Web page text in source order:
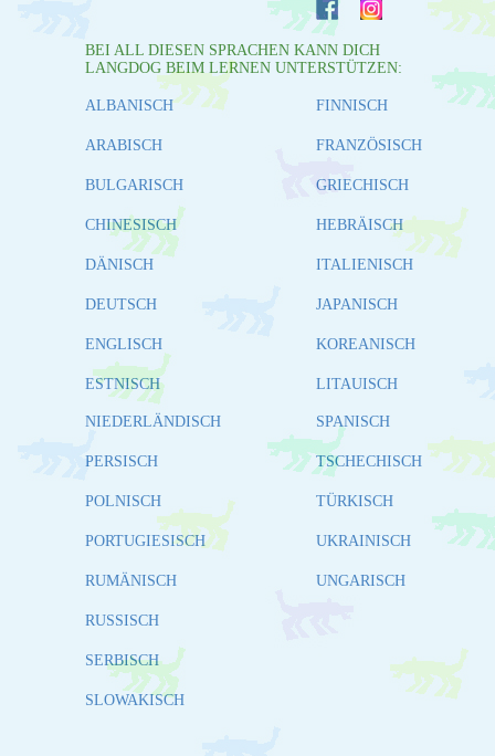
BEI ALL DIESEN SPRACHEN KANN DICH
LANGDOG BEIM LERNEN UNTERSTÜTZEN:
ALBANISCH
ARABISCH
BULGARISCH
CHINESISCH
DÄNISCH
DEUTSCH
ENGLISCH
ESTNISCH
FINNISCH
FRANZÖSISCH
GRIECHISCH
HEBRÄISCH
ITALIENISCH
JAPANISCH
KOREANISCH
LITAUISCH
NIEDERLÄNDISCH
PERSISCH
POLNISCH
PORTUGIESISCH
RUMÄNISCH
RUSSISCH
SERBISCH
SLOWAKISCH
SPANISCH
TSCHECHISCH
TÜRKISCH
UKRAINISCH
UNGARISCH